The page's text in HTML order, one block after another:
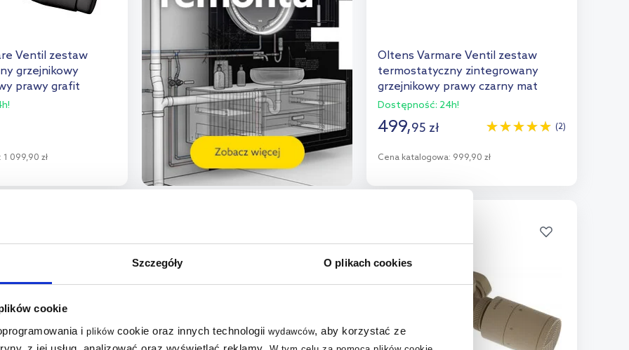
Szczegóły O plikach cookies
cookie
i plikówcookie oraz innych technologii wydawców, aby korzystać ze
Ventil zestaw
grzejnikowy
prawy grafit
1 099,90 zł
koszyka
Oltens Varmare Ventil zestaw
termostatyczny zintegrowany
grzejnikowy prawy czarny mat
55902300
Dostępność: 24h!
499,95 zł
Cena katalogowa: 999,90 zł
(2)
Do koszyka